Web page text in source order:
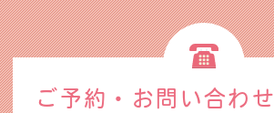
ご予約・お問い合わせ